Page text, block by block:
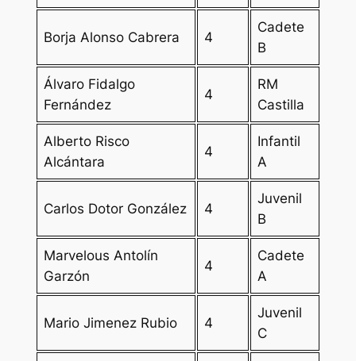
Borja Alonso Cabrera 4
Cadete
B
Álvaro Fidalgo
Fernández
4
RM
Castilla
Alberto Risco
Alcántara
4
Infantil
A
Carlos Dotor González 4
Juvenil
B
Marvelous Antolín
Garzón
4
Cadete
A
Mario Jimenez Rubio 4
Juvenil
C